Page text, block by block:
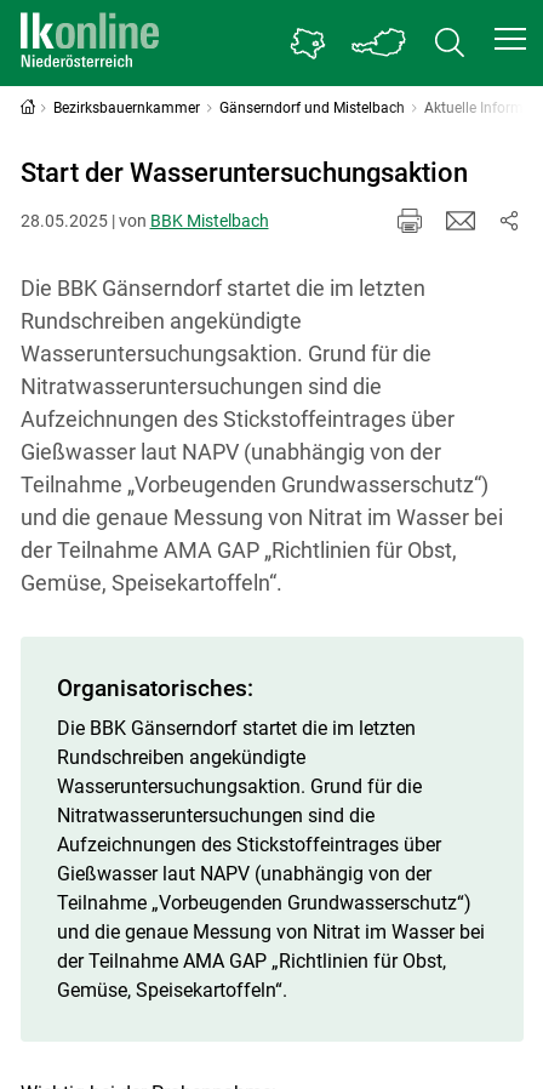
Skip to main content
Bezirksbauernkammer Gänserndorf und Mistelbach Aktuelle
Start der Wasseruntersuchungsaktion
28.05.2025 | von BBK Mistelbach
Die BBK Gänserndorf startet die im letzten
Rundschreiben angekündigte
Wasseruntersuchungsaktion. Grund für die
Nitratwasseruntersuchungen sind die
Aufzeichnungen des Stickstoffeintrages über
Gießwasser laut NAPV (unabhängig von der
Teilnahme „Vorbeugenden Grundwasserschutz“)
und die genaue Messung von Nitrat im Wasser bei
der Teilnahme AMA GAP „Richtlinien für Obst,
Gemüse, Speisekartoffeln“.
Organisatorisches:
Die BBK Gänserndorf startet die im letzten
Rundschreiben angekündigte
Wasseruntersuchungsaktion. Grund für die
Nitratwasseruntersuchungen sind die
Aufzeichnungen des Stickstoffeintrages über
Gießwasser laut NAPV (unabhängig von der
Teilnahme „Vorbeugenden Grundwasserschutz“)
und die genaue Messung von Nitrat im Wasser bei
der Teilnahme AMA GAP „Richtlinien für Obst,
Gemüse, Speisekartoffeln“.